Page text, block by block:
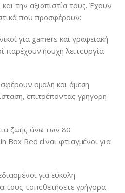
την αξιοπιστία τους. Έχουν
που προσφέρουν:
για gamers και γραφειακή
παρέχουν ήσυχη λειτουργία
ομαλή και άμεση
επιτρέποντας γρήγορη
ζωής άνω των 80
Box Red είναι φτιαγμένοι για
για εύκολη
τους τοποθετήσετε γρήγορα